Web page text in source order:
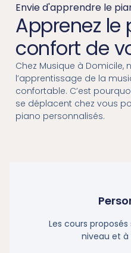
Envie d'apprendre le
Apprenez le
confort de
Chez Musique à Domicile,
l’apprentissage de la
confortable. C’est
se déplacent chez vous
piano personnalisés.
Les cours
niveau et à